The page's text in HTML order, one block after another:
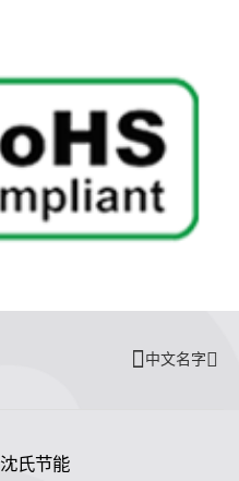
中文名字
沈氏节能